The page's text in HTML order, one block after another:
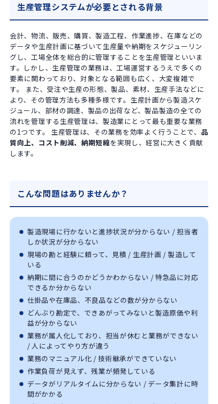
生産管理システムが必要とされる背景
会計、物流、販売、購買、製造工程、作業進捗、在庫などの
データや生産計画に基づいて生産量や納期をスケジューリン
グし、工場全体を総合的に管理することを生産管理といいま
す。しかし、生産管理の業務は、工場運営するうえで多くの
要素に関わっており、対象となる範囲も広く、大変複雑で
す。 また、受注や生産の形態、製品、素材、生産手法などに
より、その管理方法も多種多様です。生産計画から製造スケ
ジュール、部材の調達、製品の出荷など、製品製造の全ての
流れを管理する生産管理は、製造業にとって最も重要な業務
の1つです。 生産管理は、その業務を効率よく行うことで、 品
質向上、コスト削減、納期短縮を実現し、経営に大きく貢献
します。
こんな問題はありませんか？
製造現場に行かないと進捗状況が分からない / 担当者
しか状況が分からない
現場の勘と経験に頼って、見積 / 生産計画 / 製造して
いる
納期に間に合うのかどうかわからない / 特急品に対応
できるか分からない
仕掛品や在庫品、不良品などの数が分からない
どんぶり勘定で、できあがってみないと製造原価や利
益が分からない
業務が属人化しており、担当が休むと業務ができない
/ 人によってやり方が違う
業務のマニュアル化 / 技術継承ができていない
作業負荷が見えず、残業が頻発している
データがリアルタイムに分からない / データ集計に時
間がかかる